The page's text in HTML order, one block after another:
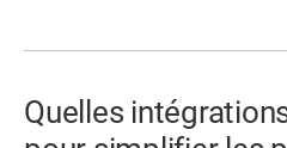
Quelles